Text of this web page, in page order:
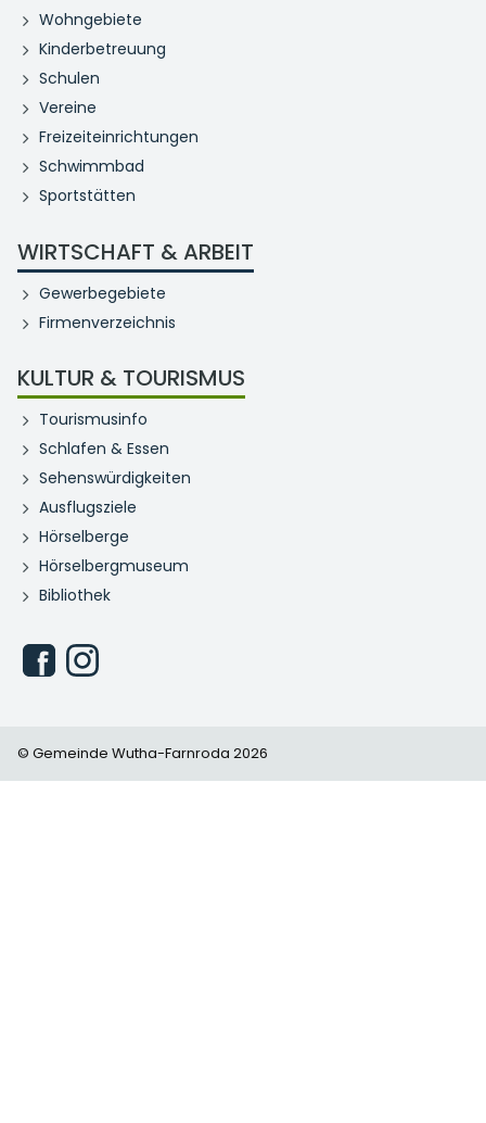
Wohngebiete
Kinderbetreuung
Schulen
Vereine
Freizeiteinrichtungen
Schwimmbad
Sportstätten
WIRTSCHAFT & ARBEIT
Gewerbegebiete
Firmenverzeichnis
KULTUR & TOURISMUS
Tourismusinfo
Schlafen & Essen
Sehenswürdigkeiten
Ausflugsziele
Hörselberge
Hörselbergmuseum
Bibliothek
© Gemeinde Wutha-Farnroda 2026